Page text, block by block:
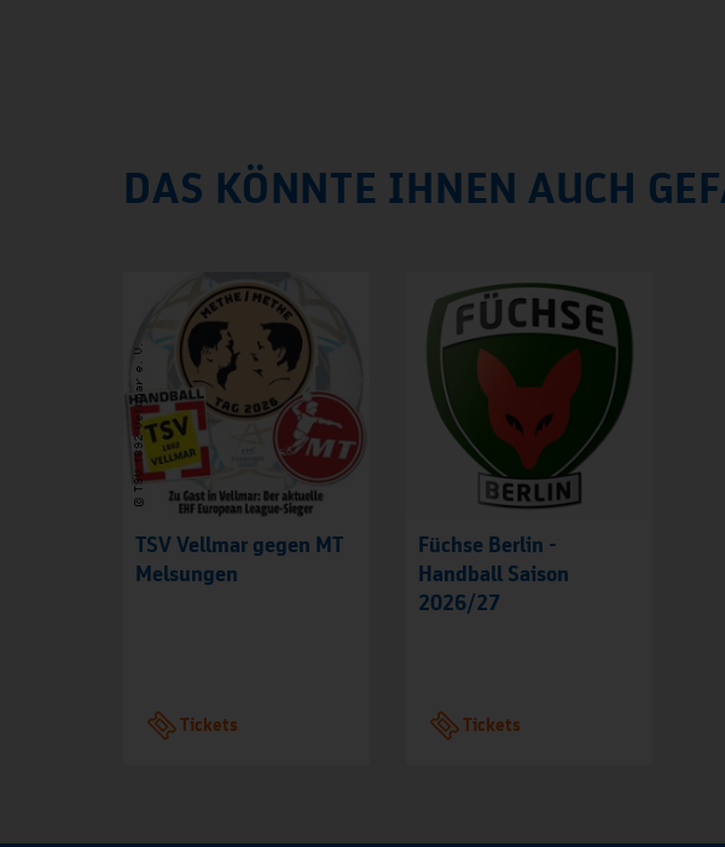
DAS KÖNNTE IHNEN AUCH
TSV Vellmar gegen MT
Melsungen
Tickets
Füchse Berlin -
Handball Saison
2026/27
Tickets